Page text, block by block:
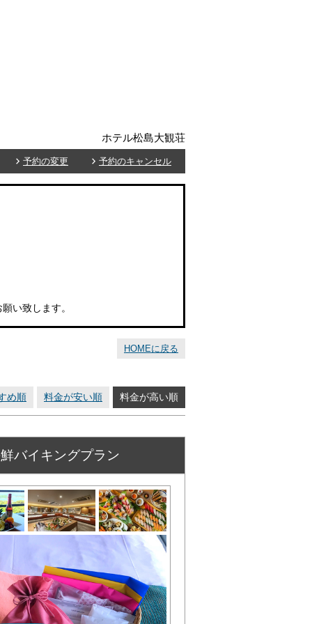
ホテル松島大観荘
予約の変更 予約のキャンセル
い致します。
HOMEに戻る
め順 料金が安い順 料金が高い順
バイキングプラン